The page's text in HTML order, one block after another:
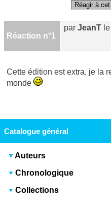
Réagir à
Réaction n°1
parJeanT
Cette édition est extra, je la
monde
Catalogue général
Auteurs
Chronologique
Collections